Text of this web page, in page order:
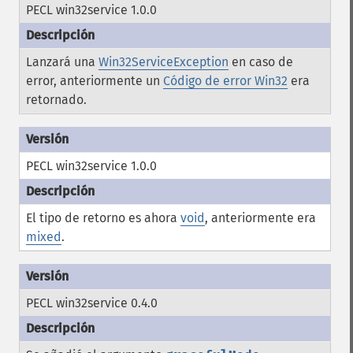
PECL win32service 1.0.0
Lanzará una Win32ServiceException en caso de
error, anteriormente un Código de error Win32 era
retornado.
PECL win32service 1.0.0
El tipo de retorno es ahora void, anteriormente era
mixed.
PECL win32service 0.4.0